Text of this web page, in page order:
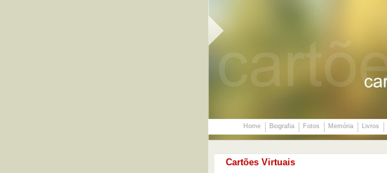
Home Biografia Fotos Memória Livros
Cartões Virtuais